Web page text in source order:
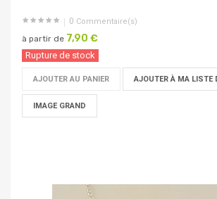
0 Commentaire(s)
à partir de 7,90 €
Rupture de stock
AJOUTER AU PANIER AJOUTER À MA LISTE
IMAGE GRAND